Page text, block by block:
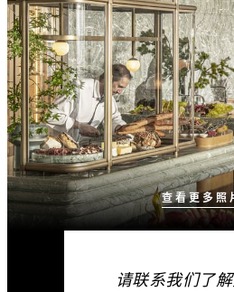
查看更多照
请联系我们了解